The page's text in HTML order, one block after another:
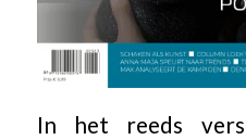
In het reeds